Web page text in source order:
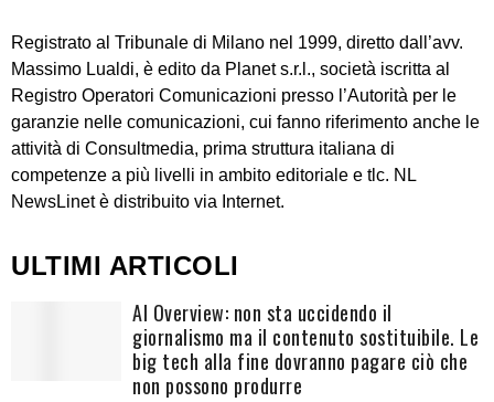
Registrato al Tribunale di Milano nel 1999, diretto dall’avv.
Massimo Lualdi, è edito da Planet s.r.l., società iscritta al
Registro Operatori Comunicazioni presso l’Autorità per le
garanzie nelle comunicazioni, cui fanno riferimento anche le
attività di Consultmedia, prima struttura italiana di
competenze a più livelli in ambito editoriale e tlc. NL
NewsLinet è distribuito via Internet.
ULTIMI ARTICOLI
AI Overview: non sta uccidendo il
giornalismo ma il contenuto sostituibile. Le
big tech alla fine dovranno pagare ciò che
non possono produrre